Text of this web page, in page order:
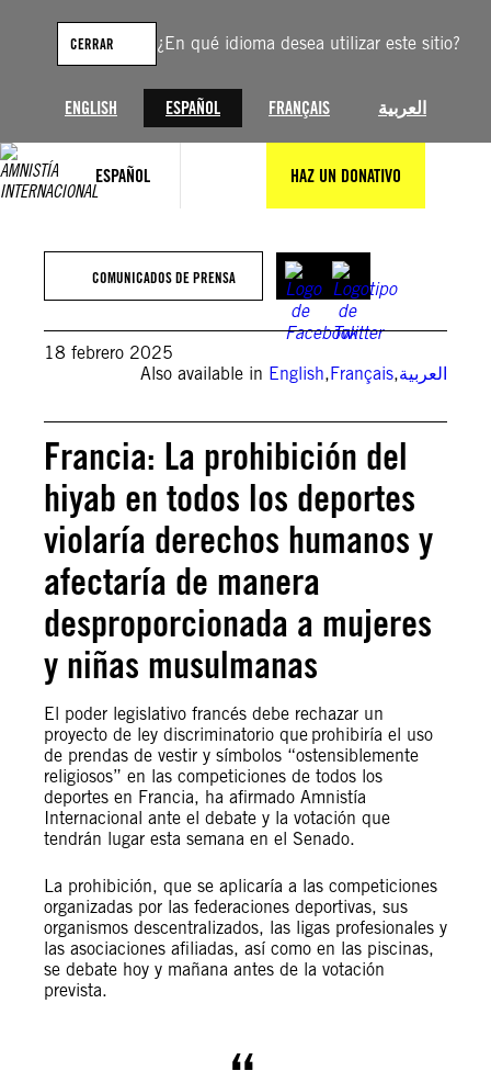
¿En qué idioma desea utilizar este sitio?
ENGLISH ESPAÑOL FRANÇAIS العربية
CERRAR
ESPAÑOL HAZ UN DONATIVO
contenido
COMUNICADOS DE PRENSA
18 febrero 2025
Also available in English,Français,العربية
Francia: La prohibición del
hiyab en todos los deportes
violaría derechos humanos y
afectaría de manera
desproporcionada a mujeres
y niñas musulmanas
El poder legislativo francés debe rechazar un
proyecto de ley discriminatorio que prohibiría el uso
de prendas de vestir y símbolos “ostensiblemente
religiosos” en las competiciones de todos los
deportes en Francia, ha afirmado Amnistía
Internacional ante el debate y la votación que
tendrán lugar esta semana en el Senado.
La prohibición, que se aplicaría a las competiciones
organizadas por las federaciones deportivas, sus
organismos descentralizados, las ligas profesionales y
las asociaciones afiliadas, así como en las piscinas,
se debate hoy y mañana antes de la votación
prevista.